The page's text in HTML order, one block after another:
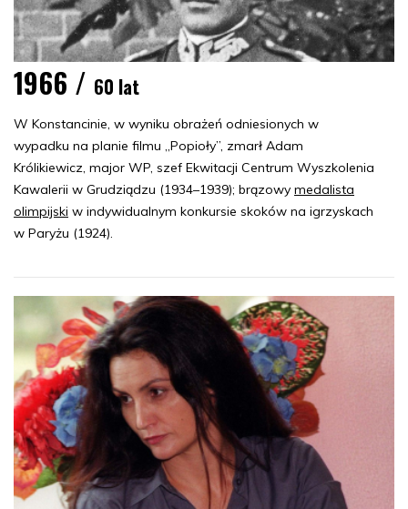
1966 / 60 lat
W Konstancinie, w wyniku obrażeń odniesionych w
wypadku na planie filmu „Popioły”, zmarł Adam
Królikiewicz, major WP, szef Ekwitacji Centrum Wyszkolenia
Kawalerii w Grudziądzu (1934–1939); brązowy medalista
olimpijski w indywidualnym konkursie skoków na igrzyskach
w Paryżu (1924).